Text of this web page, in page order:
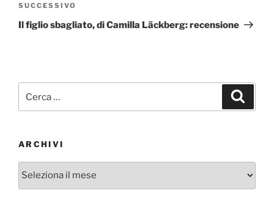
Articolo
successivo
SUCCESSIVO
Il figlio sbagliato, di Camilla Läckberg: recensione
ARCHIVI
Archivi